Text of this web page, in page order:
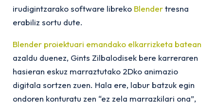
irudigintzarako software libreko Blendertresna
erabiliz sortu dute.
Blender proiektuari emandako elkarrizketa batean
azaldu duenez, Gints Zilbalodisek bere karreraren
hasieran eskuz marraztutako 2Dko animazio
digitala sortzen zuen. Hala ere, labur batzuk egin
ondoren konturatu zen “ez zela marrazkilari ona”,